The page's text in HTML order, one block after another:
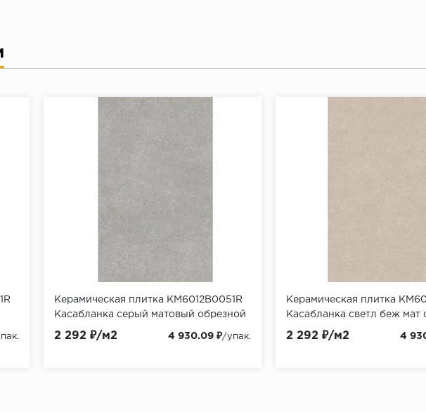
Керамическая плитка KM6012B0051R
Касабланка серый матовый обрезной
60x119,5 (2,151м2/51,624м2/24уп)
2 292 ₽/м2 4 930.09 ₽/упак.
Керамическая плитка
Касабланка светл беж мат
60x119,5 (2,151м2/51,624м2/
2 292 ₽/м2 4